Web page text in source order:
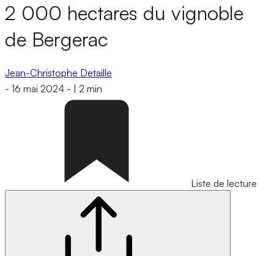
2 000 hectares du vignoble
de Bergerac
Jean-Christophe Detaille
- 16 mai 2024 - 2 min
Liste de lecture